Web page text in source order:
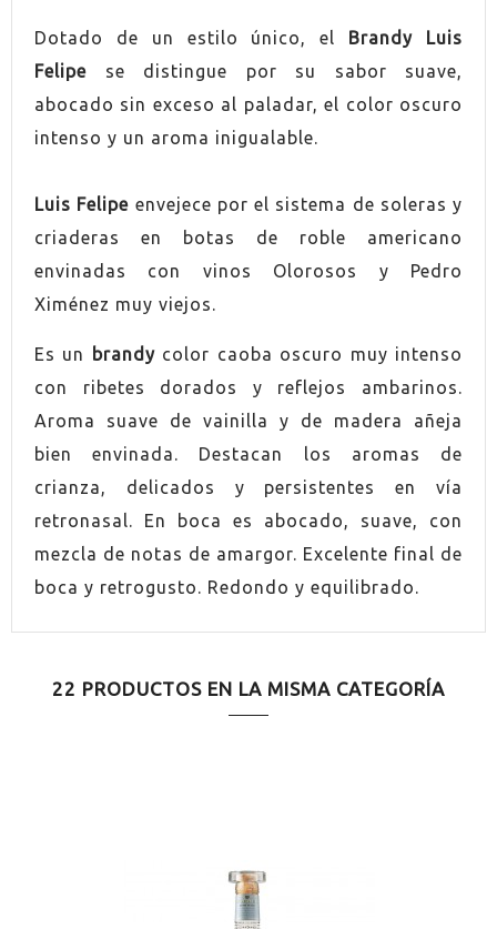
VOLUMEN 70cl
PAÍS
GRADUACIÓN 40,0%
CONTIENE ESTUCHE Si
Dotado de un estilo único, el Brandy Luis
Felipe se distingue por su sabor suave,
abocado sin exceso al paladar, el color oscuro
intenso y un aroma inigualable.
Luis Felipe envejece por el sistema de soleras y
criaderas en botas de roble americano
envinadas con vinos Olorosos y Pedro
Ximénez muy viejos.
Es un brandycolor caoba oscuro muy intenso
con ribetes dorados y reflejos ambarinos.
Aroma suave de vainilla y de madera añeja
bien envinada. Destacan los aromas de
crianza, delicados y persistentes en vía
retronasal. En boca es abocado, suave, con
mezcla de notas de amargor. Excelente final de
boca y retrogusto. Redondo y equilibrado.
22 PRODUCTOS EN LA MISMA CATEGORÍA